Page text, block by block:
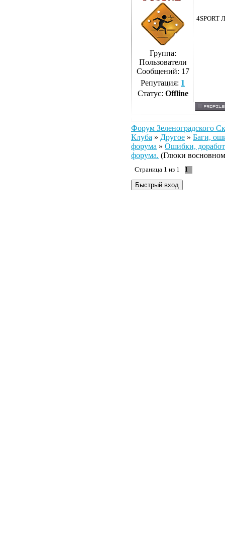
Группа:
Пользователи
Сообщений: 17
Репутация: 1
Статус: Offline
4SPORT
Форум Зеленоградского
Клуба » Другое » Баги,
форума » Ошибки,
форума. (Глюки
Страница 1 из 1 1